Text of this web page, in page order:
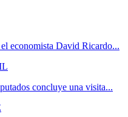
economista David Ricardo...
concluye una visita...